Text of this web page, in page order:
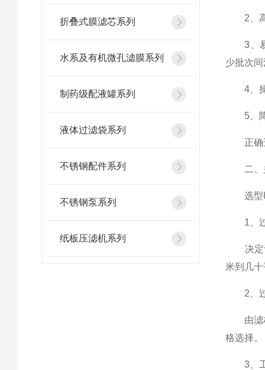
折叠式膜滤芯系列
水系及有机微孔滤膜系列
制药级配液罐系列
液体过滤袋系列
不锈钢配件系列
不锈钢泵系列
纸板压滤机系列
2、高
3、易
少批次
4、操
5、降
正确选
二、关
选型时
1、过
决定设
米到几
2、过
由滤材
格选择。
3、工